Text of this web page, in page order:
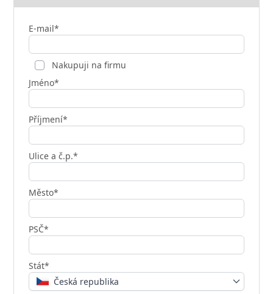
E-mail*
Nakupuji na firmu
Jméno*
Příjmení*
Ulice a č.p.*
Město*
PSČ*
Stát*
Česká republika